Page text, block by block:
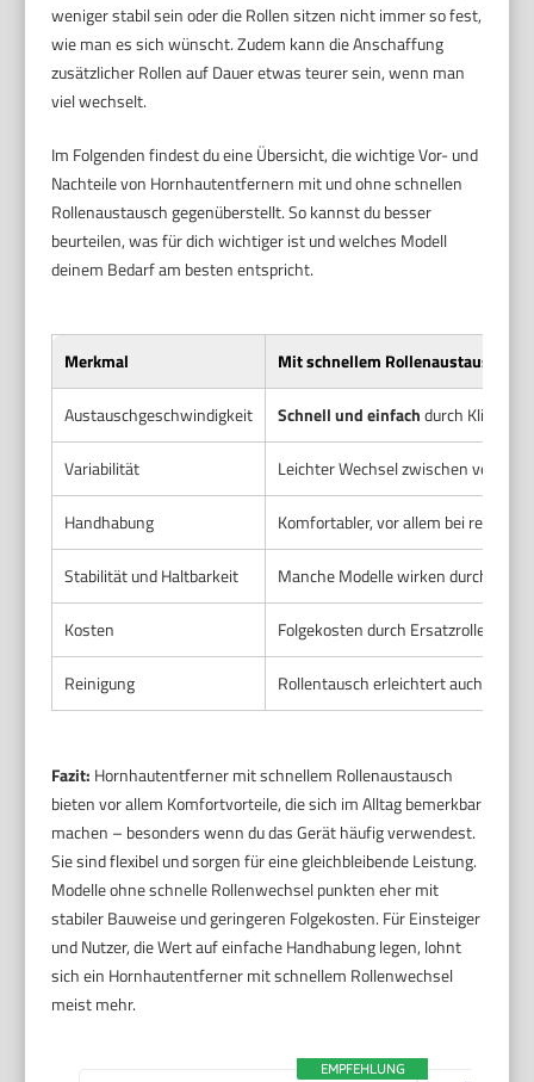
weniger stabil sein oder die Rollen sitzen nicht immer so fest,
wie man es sich wünscht. Zudem kann die Anschaffung
zusätzlicher Rollen auf Dauer etwas teurer sein, wenn man
viel wechselt.
Im Folgenden findest du eine Übersicht, die wichtige Vor- und
Nachteile von Hornhautentfernern mit und ohne schnellen
Rollenaustausch gegenüberstellt. So kannst du besser
beurteilen, was für dich wichtiger ist und welches Modell
deinem Bedarf am besten entspricht.
Merkmal Mit schnellem Rollenaustausch
Austauschgeschwindigkeit Schnell und einfachdurch Klick-
Variabilität Leichter Wechsel zwischen
Handhabung Komfortabler, vor allem bei
Stabilität und Haltbarkeit Manche Modelle wirken durch
Kosten Folgekosten durch Ersatzrollen, oft
Reinigung Rollentausch erleichtert auch die
Fazit: Hornhautentferner mit schnellem Rollenaustausch
bieten vor allem Komfortvorteile, die sich im Alltag bemerkbar
machen – besonders wenn du das Gerät häufig verwendest.
Sie sind flexibel und sorgen für eine gleichbleibende Leistung.
Modelle ohne schnelle Rollenwechsel punkten eher mit
stabiler Bauweise und geringeren Folgekosten. Für Einsteiger
und Nutzer, die Wert auf einfache Handhabung legen, lohnt
sich ein Hornhautentferner mit schnellem Rollenwechsel
meist mehr.
EMPFEHLUNG